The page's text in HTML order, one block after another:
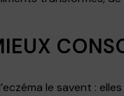
le savent :